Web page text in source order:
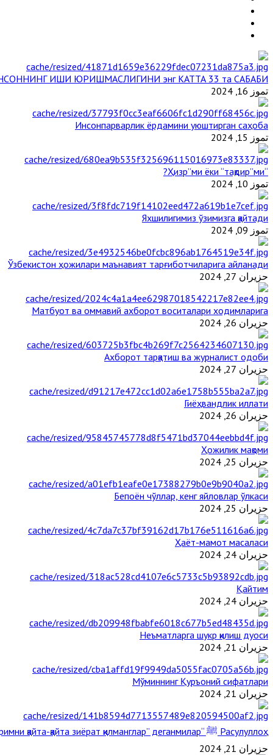
ИШИ ЮРИШМАСЛИГИНИ энг КАТТА 33 та САБАБИ
تموز 16, 2024
Инсонпарварлик ёрдамини уюштирган саҳоба
تموز 15, 2024
“Ҳизр”ми ёки “тақдир”ми?
تموز 10, 2024
Яхшилигимиз ўзимизга қайтади
تموز 09, 2024
Ўзбекистон ҳожилари маънавият тарғиботчиларига айланади
حزيران 27, 2024
Матбуот ва оммавий ахборот воситалари ходимларига
حزيران 26, 2024
Ахборот тарқатиш ва журналист одоби
حزيران 27, 2024
Гиёҳвандлик иллати
حزيران 26, 2024
Ҳожилик мақоми
حزيران 25, 2024
Бепоён чўллар, кенг яйловлар ўлкаси
حزيران 25, 2024
Ҳаёт-мамот масаласи
حزيران 24, 2024
Қайтим
حزيران 24, 2024
Неъматларга шукр қилиш дуоси
حزيران 21, 2024
Мўминнинг Қуръоний сифатлари
حزيران 21, 2024
Расулуллоҳ ﷺ “Қабримни қайта-қайта зиёрат қилманглар” деганмилар?
حزيران 21, 2024